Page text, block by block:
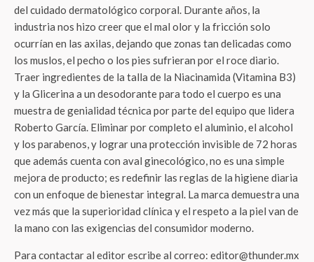
del cuidado dermatológico corporal. Durante años, la
industria nos hizo creer que el mal olor y la fricción solo
ocurrían en las axilas, dejando que zonas tan delicadas como
los muslos, el pecho o los pies sufrieran por el roce diario.
Traer ingredientes de la talla de la Niacinamida (Vitamina B3)
y la Glicerina a un desodorante para todo el cuerpo es una
muestra de genialidad técnica por parte del equipo que lidera
Roberto García. Eliminar por completo el aluminio, el alcohol
y los parabenos, y lograr una protección invisible de 72 horas
que además cuenta con aval ginecológico, no es una simple
mejora de producto; es redefinir las reglas de la higiene diaria
con un enfoque de bienestar integral. La marca demuestra una
vez más que la superioridad clínica y el respeto a la piel van de
la mano con las exigencias del consumidor moderno.
Para contactar al editor escribe al correo: editor@thunder.mx